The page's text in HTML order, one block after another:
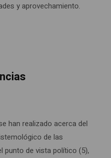
y aprovechamiento.
han realizado acerca del
de las
punto de vista político (5),